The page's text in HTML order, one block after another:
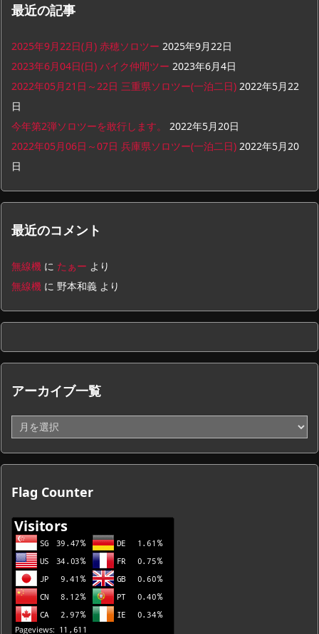
最近の記事
2025年9月22日(月) 赤穂ソロツー 2025年9月22日
2023年6月04日(日) バイク仲間ツー 2023年6月4日
2022年05月21日～22日 三重県ソロツー(一泊二日) 2022年5月22
日
今年第2弾ソロツーを敢行します。
2022年5月20日
2022年05月06日～07日 兵庫県ソロツー(一泊二日) 2022年5月20
日
最近のコメント
無線機 に たぁー より
無線機 に 野本和義 より
アーカイブ一覧
ー
カ
イ
一
Flag Counter